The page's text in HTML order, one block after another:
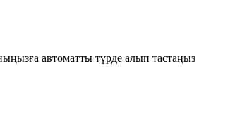
автоматты түрде алып тастаңыз